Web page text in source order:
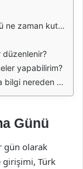
kutlanır?
yapabilirim?
bulabilirim?
Günü
gün olarak
girişimi, Türk